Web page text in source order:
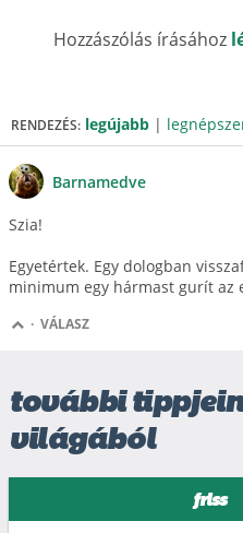
Hozzászólás írásához
RENDEZÉS: legújabb |
Barnamedve
Szia!
Egyetértek. Egy dologban
minimum egy hármast gurít az
· VÁLASZ
további
világából
friss